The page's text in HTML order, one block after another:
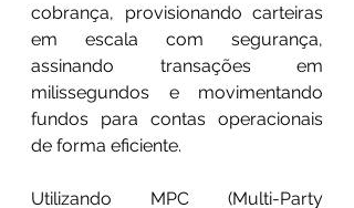
cobrança, provisionando carteiras
em escala com segurança,
assinando transações em
milissegundos e movimentando
fundos para contas operacionais
de forma eficiente.
Utilizando MPC (Multi-Party